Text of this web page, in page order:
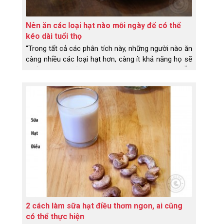
Nên ăn các loại hạt nào mỗi ngày để có thể
kéo dài tuổi thọ
“Trong tất cả các phân tích này, những người nào ăn
càng nhiều các loại hạt hơn, càng ít khả năng họ sẽ
đến việc giảm 7% nguy cơ tử vong, Hai đến bốn lần
một tuần để giảm 13%, Năm đến sáu lần một tuần
giảm 15% Và bảy lần trở lên trong một tuần, giảm
20%.
2 cách làm sữa hạt điều thơm ngon, ai cũng
có thể thực hiện